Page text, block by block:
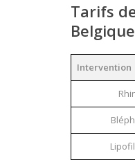
Tarifs
Intervention